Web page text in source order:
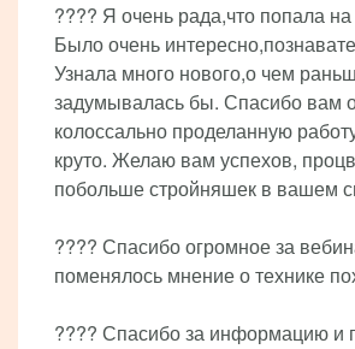
???? Я очень рада,что попала
Было очень
Узнала много нового,о чем
задумывалась бы. Спасибо вам
колоссально проделанную
круто. Желаю вам успехов,
побольше стройняшек в вашем
???? Спасибо огромное за
поменялось мнение о технике
???? Спасибо за информацию и